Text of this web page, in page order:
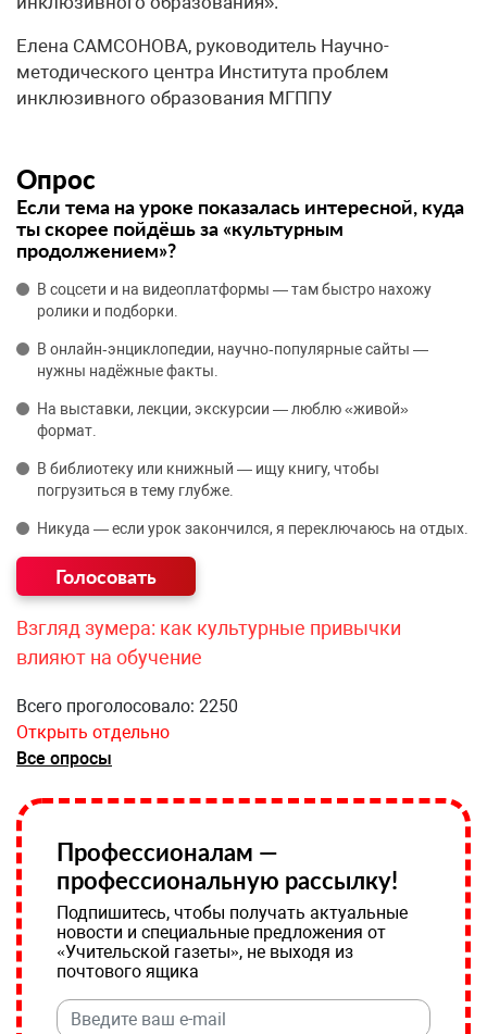
Елена САМСОНОВА, руководитель Научно-
методического центра Института проблем
инклюзивного образования МГППУ
Опрос
Если тема на уроке показалась интересной, куда
ты скорее пойдёшь за «культурным
продолжением»?
В соцсети и на видеоплатформы — там быстро нахожу
ролики и подборки.
В онлайн‑энциклопедии, научно‑популярные сайты —
нужны надёжные факты.
На выставки, лекции, экскурсии — люблю «живой»
формат.
В библиотеку или книжный — ищу книгу, чтобы
погрузиться в тему глубже.
Никуда — если урок закончился, я переключаюсь на отдых.
Взгляд зумера: как культурные привычки
влияют на обучение
Всего проголосовало: 2250
Открыть отдельно
Все опросы
Профессионалам —
профессиональную рассылку!
Подпишитесь, чтобы получать актуальные
новости и специальные предложения от
«Учительской газеты», не выходя из
почтового ящика